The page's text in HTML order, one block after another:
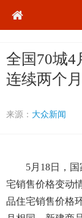
全国70城4
连续两个
来源： 大众新闻
5月18日，国
宅销售价格变动
品住宅销售价格